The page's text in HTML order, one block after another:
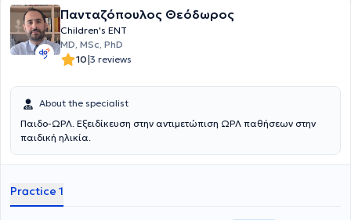
Πανταζόπουλος Θεόδωρος
Children's ENT
MD, MSc, PhD
10|3 reviews
About the specialist
Παιδο-ΩΡΛ. Εξειδίκευση στην αντιμετώπιση ΩΡΛ παθήσεων στην
παιδική ηλικία.
Practice 1